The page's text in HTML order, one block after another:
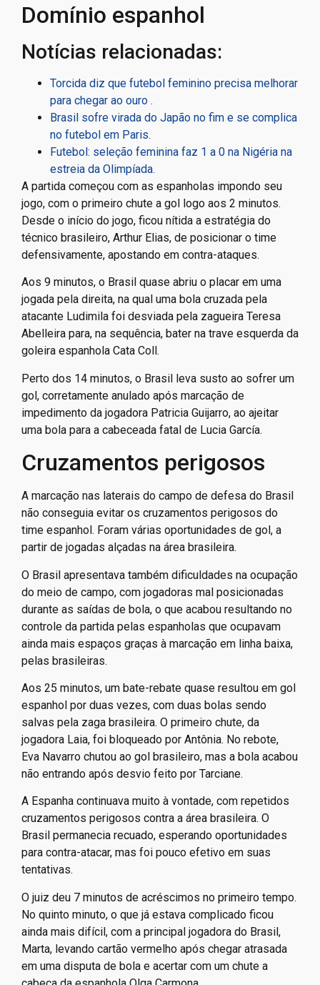
Domínio espanhol
Notícias relacionadas:
Torcida diz que futebol feminino precisa melhorar
para chegar ao ouro .
Brasil sofre virada do Japão no fim e se complica
no futebol em Paris.
Futebol: seleção feminina faz 1 a 0 na Nigéria na
estreia da Olimpíada.
A partida começou com as espanholas impondo seu
jogo, com o primeiro chute a gol logo aos 2 minutos.
Desde o início do jogo, ficou nítida a estratégia do
técnico brasileiro, Arthur Elias, de posicionar o time
defensivamente, apostando em contra-ataques.
Aos 9 minutos, o Brasil quase abriu o placar em uma
jogada pela direita, na qual uma bola cruzada pela
atacante Ludimila foi desviada pela zagueira Teresa
Abelleira para, na sequência, bater na trave esquerda da
goleira espanhola Cata Coll.
Perto dos 14 minutos, o Brasil leva susto ao sofrer um
gol, corretamente anulado após marcação de
impedimento da jogadora Patricia Guijarro, ao ajeitar
uma bola para a cabeceada fatal de Lucia García.
Cruzamentos perigosos
A marcação nas laterais do campo de defesa do Brasil
não conseguia evitar os cruzamentos perigosos do
time espanhol. Foram várias oportunidades de gol, a
partir de jogadas alçadas na área brasileira.
O Brasil apresentava também dificuldades na ocupação
do meio de campo, com jogadoras mal posicionadas
durante as saídas de bola, o que acabou resultando no
controle da partida pelas espanholas que ocupavam
ainda mais espaços graças à marcação em linha baixa,
pelas brasileiras.
Aos 25 minutos, um bate-rebate quase resultou em gol
espanhol por duas vezes, com duas bolas sendo
salvas pela zaga brasileira. O primeiro chute, da
jogadora Laia, foi bloqueado por Antônia. No rebote,
Eva Navarro chutou ao gol brasileiro, mas a bola acabou
não entrando após desvio feito por Tarciane.
A Espanha continuava muito à vontade, com repetidos
cruzamentos perigosos contra a área brasileira. O
Brasil permanecia recuado, esperando oportunidades
para contra-atacar, mas foi pouco efetivo em suas
tentativas.
O juiz deu 7 minutos de acréscimos no primeiro tempo.
No quinto minuto, o que já estava complicado ficou
ainda mais difícil, com a principal jogadora do Brasil,
Marta, levando cartão vermelho após chegar atrasada
em uma disputa de bola e acertar com um chute a